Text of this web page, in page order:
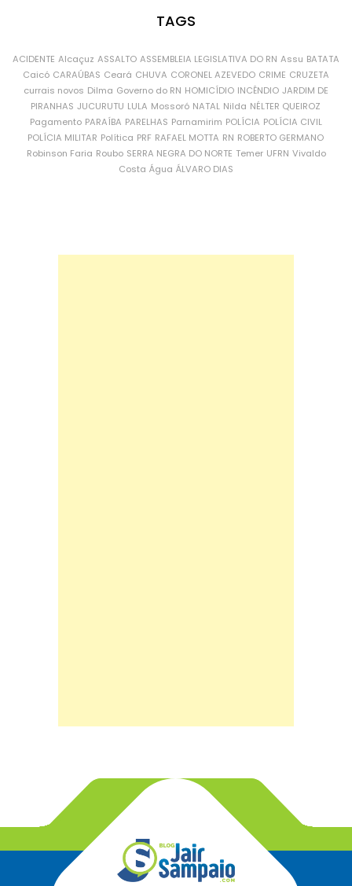
TAGS
ACIDENTE Alcaçuz ASSALTO ASSEMBLEIA LEGISLATIVA DO RN Assu BATATA
Caicó CARAÚBAS Ceará CHUVA CORONEL AZEVEDO CRIME CRUZETA
currais novos Dilma Governo do RN HOMICÍDIO INCÊNDIO JARDIM DE
PIRANHAS JUCURUTU LULA Mossoró NATAL Nilda NÉLTER QUEIROZ
Pagamento PARAÍBA PARELHAS Parnamirim POLÍCIA POLÍCIA CIVIL
POLÍCIA MILITAR Política PRF RAFAEL MOTTA RN ROBERTO GERMANO
Robinson Faria Roubo SERRA NEGRA DO NORTE Temer UFRN Vivaldo
Costa Água ÁLVARO DIAS